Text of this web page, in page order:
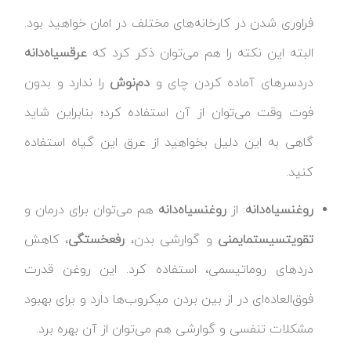
فراوری شدن در کارخانه‌های مختلف در امان خواهید بود.
البته این نکته را هم می‌توان ذکر کرد که عرقسیاه‌دانه
دردسرهای آماده کردن چای و دم‌نوش را ندارد و بدون
فوت وقت می‌توان از آن استفاده کرد؛ بنابراین شاید
گاهی به این دلیل بخواهید از عرق این گیاه استفاده
کنید.
روغنسیاه‌دانه: از روغنسیاه‌دانه هم می‌توان برای درمان و
تقویتسیستمایمنی و گوارشی بدن، رفعخستگی، کاهش
دردهای روماتیسمی، استفاده کرد. این روغن قدرت
فوق‌العاده‌ای در از بین بردن میکروب‌ها دارد و برای بهبود
مشکلات تنفسی و گوارشی هم می‌توان از آن بهره برد.